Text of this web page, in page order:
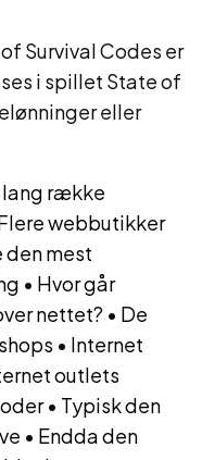
Survival Codes er
i spillet State of
eller
lang række
webbutikker
mest
• Hvor går
nettet? • De
• Internet
outlets
• Typisk den
• Endda den